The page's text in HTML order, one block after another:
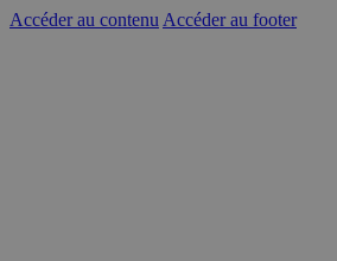
Accéder au contenu Accéder au footer